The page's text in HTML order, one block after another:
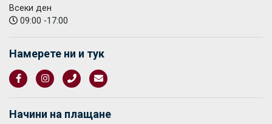
Всеки ден
09:00 -17:00
Намерете ни и тук
Начини на плащане